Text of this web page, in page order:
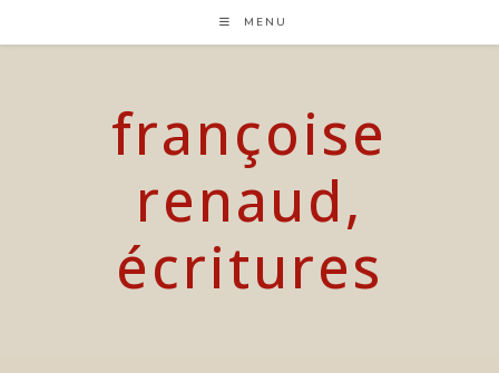
content
MENU
françoise
renaud,
écritures